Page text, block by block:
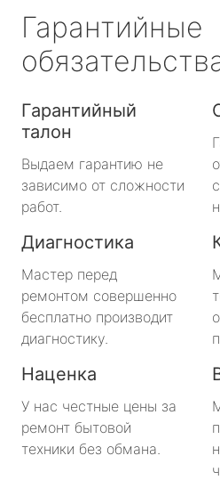
Гарантийные
Гарантийный
талон
Выдаем гарантию не
зависимо от сложности
работ.
Диагностика
Мастер перед
ремонтом совершенно
бесплатно производит
диагностику.
Наценка
У нас честные цены за
ремонт бытовой
техники без обмана.